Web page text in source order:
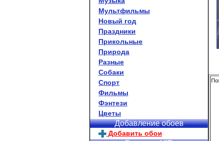
Мультфильмы
Новый год
Праздники
Прикольные
Природа
Разные
Собаки
Спорт
Фильмы
Фэнтези
Цветы
Добавление обоев
Добавить обои